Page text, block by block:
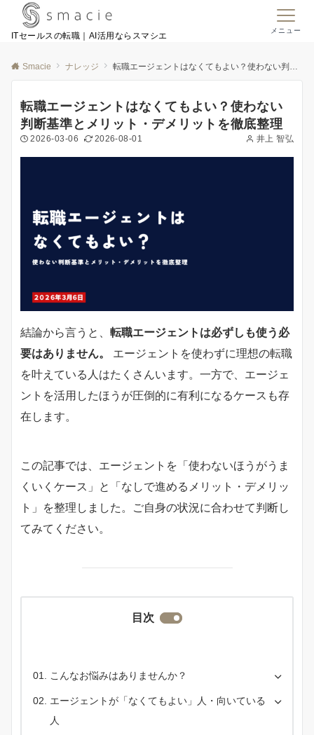
ITセールスの転職｜AI活用ならスマシエ
メニュー
Smacie ナレッジ 転職エージェントはなくてもよい？使わない判断基準とメリット・デメリットを徹底整理
転職エージェントはなくてもよい？使わない
判断基準とメリット・デメリットを徹底整理
2026-03-06 2026-08-01 井上 智弘
結論から言うと、 転職エージェントは必ずしも使う必
要はありません。
エージェントを使わずに理想の転職
を叶えている人はたくさんいます。一方で、エージェ
ントを活用したほうが圧倒的に有利になるケースも存
在します。
この記事では、エージェントを「使わないほうがうま
くいくケース」と「なしで進めるメリット・デメリッ
ト」を整理しました。ご自身の状況に合わせて判断し
てみてください。
目次
こんなお悩みはありませんか？
エージェントが「なくてもよい」人・向いている
人